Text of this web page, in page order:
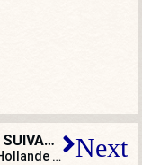
ARTICLE SUIVANT
François Hollande gonflé à bloc Next